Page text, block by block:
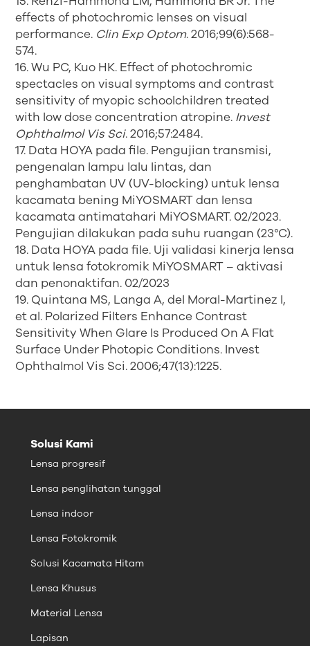
effects of photochromic lenses on visual
performance. Clin Exp Optom. 2016;99(6):568-
574.
16. Wu PC, Kuo HK. Effect of photochromic
spectacles on visual symptoms and contrast
sensitivity of myopic schoolchildren treated
with low dose concentration atropine. Invest
Ophthalmol Vis Sci. 2016;57:2484.
17. Data HOYA pada file. Pengujian transmisi,
pengenalan lampu lalu lintas, dan
penghambatan UV (UV-blocking) untuk lensa
kacamata bening MiYOSMART dan lensa
kacamata antimatahari MiYOSMART. 02/2023.
Pengujian dilakukan pada suhu ruangan (23°C).
18. Data HOYA pada file. Uji validasi kinerja lensa
untuk lensa fotokromik MiYOSMART – aktivasi
dan penonaktifan. 02/2023
19. Quintana MS, Langa A, del Moral-Martinez I,
et al. Polarized Filters Enhance Contrast
Sensitivity When Glare Is Produced On A Flat
Surface Under Photopic Conditions. Invest
Ophthalmol Vis Sci. 2006;47(13):1225.
Solusi Kami
Lensa progresif
Lensa penglihatan tunggal
Lensa indoor
Lensa Fotokromik
Solusi Kacamata Hitam
Lensa Khusus
Material Lensa
Lapisan